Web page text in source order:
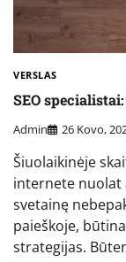
VERSLAS
SEO
Admin 26 Kovo,
Šiuolaikinėje
internete nuolat
svetainę
paieškoje,
strategijas.